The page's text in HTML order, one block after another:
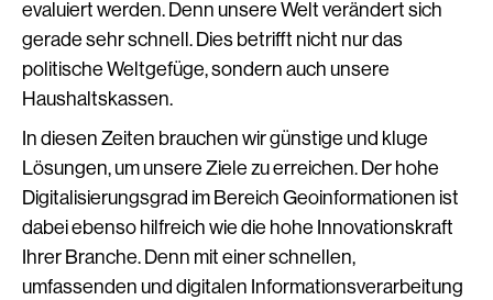
evaluiert werden. Denn unsere Welt verändert sich
gerade sehr schnell. Dies betrifft nicht nur das
politische Weltgefüge, sondern auch unsere
Haushaltskassen.
In diesen Zeiten brauchen wir günstige und kluge
Lösungen, um unsere Ziele zu erreichen. Der hohe
Digitalisierungsgrad im Bereich Geoinformationen ist
dabei ebenso hilfreich wie die hohe Innovationskraft
Ihrer Branche. Denn mit einer schnellen,
umfassenden und digitalen Informationsverarbeitung